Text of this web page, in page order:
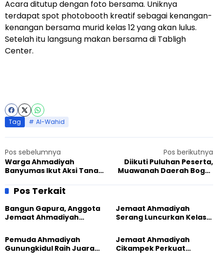
Acara ditutup dengan foto bersama. Uniknya
terdapat spot photobooth kreatif sebagai kenangan-
kenangan bersama murid kelas 12 yang akan lulus.
Setelah itu langsung makan bersama di Tabligh
Center.
Tag Al-Wahid
Pos sebelumnya
Warga Ahmadiyah
Banyumas Ikut Aksi Tanam
Gomblang
Pos berikutnya
Diikuti Puluhan Peserta,
Muawanah Daerah Bogor
dan Kreatif
Pos Terkait
Bangun Gapura, Anggota
Jemaat Ahmadiyah
Sambut HUT RI ke-81
Jemaat Ahmadiyah
Serang Luncurkan Kelas
Generasi Unggul
Pemuda Ahmadiyah
Gunungkidul Raih Juara
Jemaat Ahmadiyah
Cikampek Perkuat